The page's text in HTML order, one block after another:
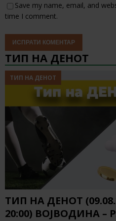
Save my name, email, and
time I comment.
ТИП НА ДЕНОТ
ТИП НА ДЕНОТ
ТИП НА ДЕНОТ
20:00) ВОЈВОДИНА –